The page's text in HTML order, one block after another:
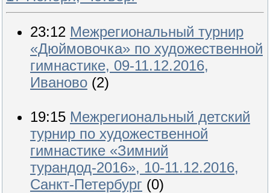
23:12 Межрегиональный турнир
«Дюймовочка» по художественной
гимнастике, 09-11.12.2016,
Иваново (2)
19:15 Межрегиональный детский
турнир по художественной
гимнастике «Зимний
турандод-2016», 10-11.12.2016,
Санкт-Петербург (0)